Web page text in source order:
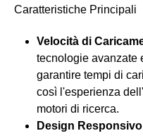
Caratteristiche Principali
Velocità di
tecnologie avanzate
garantire tempi di
così l'esperienza
motori di ricerca.
Design Responsivo